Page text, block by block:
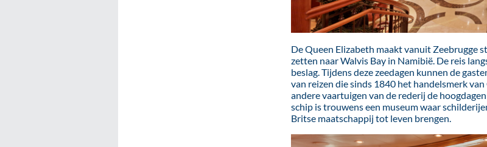
De Queen Elizabeth maakt vanuit Zeebrugge
zetten naar Walvis Bay in Namibië. De reis
beslag. Tijdens deze zeedagen kunnen de
van reizen die sinds 1840 het handelsmerk
andere vaartuigen van de rederij de
schip is trouwens een museum waar
Britse maatschappij tot leven brengen.